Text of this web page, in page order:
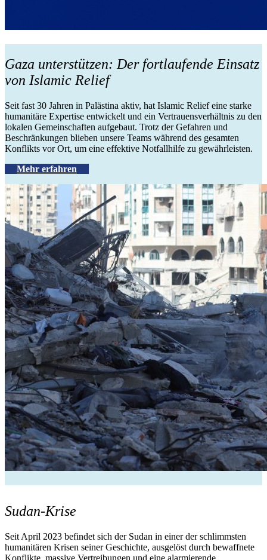
Gaza unterstützen: Der fortlaufende Einsatz
von Islamic Relief
Seit fast 30 Jahren in Palästina aktiv, hat Islamic Relief eine starke
humanitäre Expertise entwickelt und ein Vertrauensverhältnis zu den
lokalen Gemeinschaften aufgebaut. Trotz der Gefahren und
Beschränkungen blieben unsere Teams während des gesamten
Konflikts vor Ort, um eine effektive Notfallhilfe zu gewährleisten.
Mehr erfahren
Sudan-Krise
Seit April 2023 befindet sich der Sudan in einer der schlimmsten
humanitären Krisen seiner Geschichte, ausgelöst durch bewaffnete
Konflikte, massive Vertreibungen und eine alarmierende